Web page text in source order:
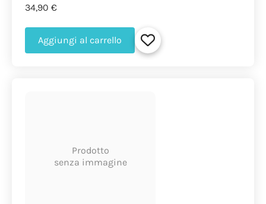
34,90 €
Aggiungi al carrello
Prodotto
senza immagine